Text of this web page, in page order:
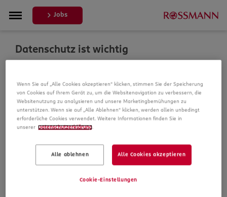
Jobs
Datenschutz ist wichtig
verarbeiten wir Daten von Ihnen. In unseren
Datenschutzbestimmungen informieren wir Sie über die
Datenspeicherung und Ihre Rechte, bevor Sie mit Ihrer
Bewerbung fortfahren.
Datenschutz­hinweise
Datenschutzhinweise
Wenn Sie auf „Alle Cookies akzeptieren“ klicken, stimmen Sie der Speicherung
von Cookies auf Ihrem Gerät zu, um die Websitenavigation zu verbessern, die
Websitenutzung zu analysieren und unsere Marketingbemühungen zu
unterstützen. Wenn sie auf „Alle Ablehnen“ klicken, werden allein unbedingt
erforderliche Cookies verwendet. Weitere Informationen finden Sie in
unserer Datenschutzerklärung
Alle ablehnen Alle Cookies akzeptieren
Cookie-Einstellungen